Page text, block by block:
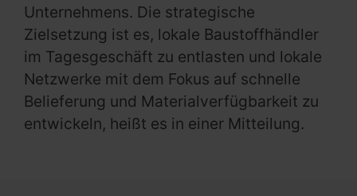
Unternehmens. Die strategische
Zielsetzung ist es, lokale Baustoffhändler
im Tagesgeschäft zu entlasten und lokale
Netzwerke mit dem Fokus auf schnelle
Belieferung und Materialverfügbarkeit zu
entwickeln, heißt es in einer Mitteilung.